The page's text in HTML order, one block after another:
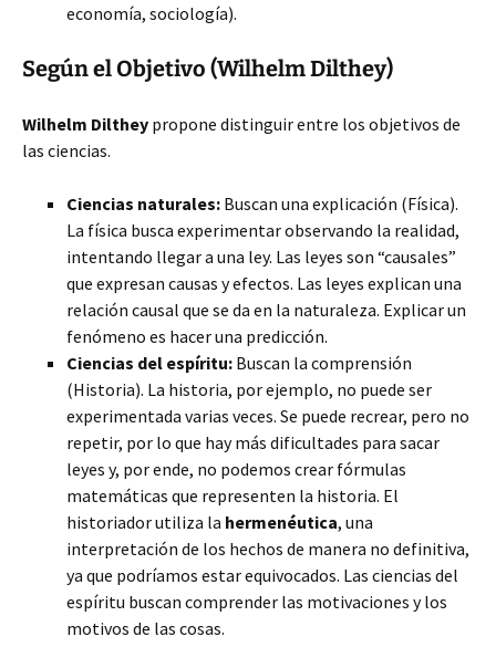
economía, sociología).
Según el Objetivo (Wilhelm Dilthey)
Wilhelm Dilthey propone distinguir entre los objetivos de
las ciencias.
Ciencias naturales: Buscan una explicación (Física).
La física busca experimentar observando la realidad,
intentando llegar a una ley. Las leyes son “causales”
que expresan causas y efectos. Las leyes explican una
relación causal que se da en la naturaleza. Explicar un
fenómeno es hacer una predicción.
Ciencias del espíritu: Buscan la comprensión
(Historia). La historia, por ejemplo, no puede ser
experimentada varias veces. Se puede recrear, pero no
repetir, por lo que hay más dificultades para sacar
leyes y, por ende, no podemos crear fórmulas
matemáticas que representen la historia. El
historiador utiliza la hermenéutica, una
interpretación de los hechos de manera no definitiva,
ya que podríamos estar equivocados. Las ciencias del
espíritu buscan comprender las motivaciones y los
motivos de las cosas.